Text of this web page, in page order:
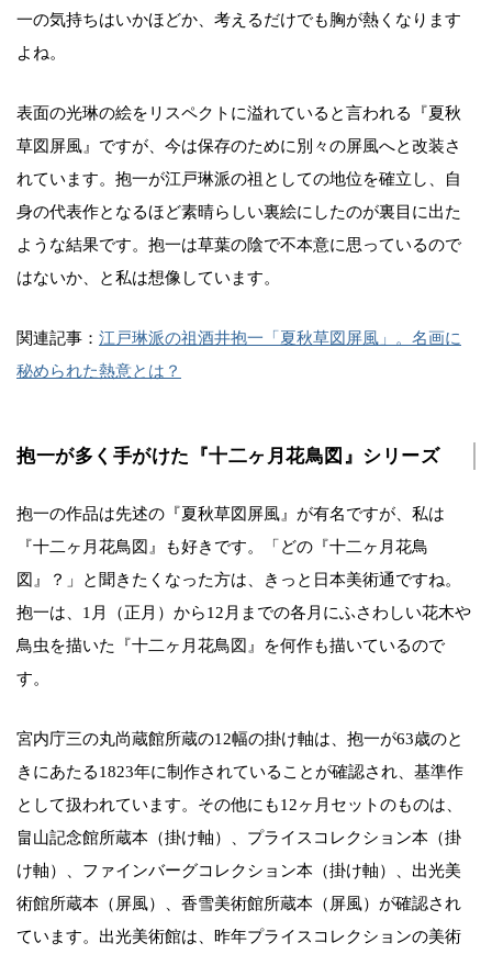
一の気持ちはいかほどか、考えるだけでも胸が熱くなります
よね。
表面の光琳の絵をリスペクトに溢れていると言われる『夏秋
草図屏風』ですが、今は保存のために別々の屏風へと改装さ
れています。抱一が江戸琳派の祖としての地位を確立し、自
身の代表作となるほど素晴らしい裏絵にしたのが裏目に出た
ような結果です。抱一は草葉の陰で不本意に思っているので
はないか、と私は想像しています。
関連記事： 江戸琳派の祖酒井抱一「夏秋草図屏風」。名画に
秘められた熱意とは？
抱一が多く手がけた『十二ヶ月花鳥図』シリーズ
抱一の作品は先述の『夏秋草図屏風』が有名ですが、私は
『十二ヶ月花鳥図』も好きです。「どの『十二ヶ月花鳥
図』？」と聞きたくなった方は、きっと日本美術通ですね。
抱一は、1月（正月）から12月までの各月にふさわしい花木や
鳥虫を描いた『十二ヶ月花鳥図』を何作も描いているので
す。
宮内庁三の丸尚蔵館所蔵の12幅の掛け軸は、抱一が63歳のと
きにあたる1823年に制作されていることが確認され、基準作
として扱われています。その他にも12ヶ月セットのものは、
畠山記念館所蔵本（掛け軸）、プライスコレクション本（掛
け軸）、ファインバーグコレクション本（掛け軸）、出光美
術館所蔵本（屏風）、香雪美術館所蔵本（屏風）が確認され
ています。出光美術館は、昨年プライスコレクションの美術